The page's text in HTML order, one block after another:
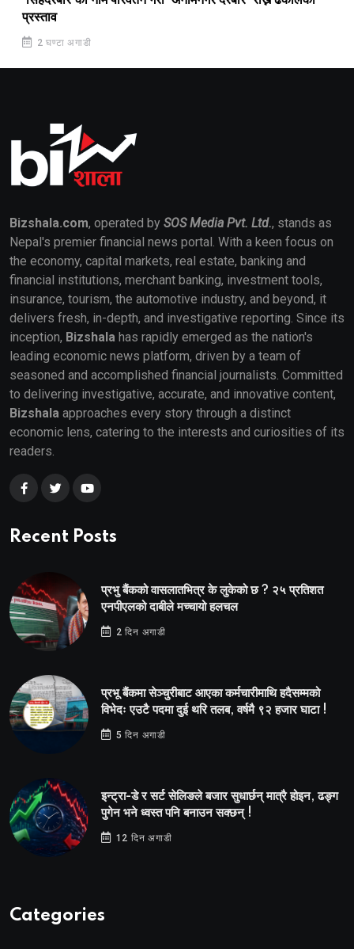
प्रस्ताव
2 घण्टा अगाडी
Bizshala.com, operated by SOS Media Pvt. Ltd., stands as
Nepal's premier financial news portal. With a keen focus on
the economy, capital markets, real estate, banking and
financial institutions, merchant banking, investment tools,
insurance, tourism, the automotive industry, and beyond, it
delivers fresh, in-depth, and investigative reporting. Since its
inception, Bizshala has rapidly emerged as the nation's
leading economic news platform, driven by a team of
seasoned and accomplished financial journalists. Committed
to delivering investigative, accurate, and innovative content,
Bizshala approaches every story through a distinct
economic lens, catering to the interests and curiosities of its
readers.
Recent Posts
प्रभु बैंकको वासलातभित्र के लुकेको छ ? २५ प्रतिशत
एनपीएलको दाबीले मच्चायो हलचल
2 दिन अगाडी
प्रभू बैंकमा सेञ्चुरीबाट आएका कर्मचारीमाथि हदैसम्मको
विभेदः एउटै पदमा दुई थरि तलब, वर्षमै ९२ हजार घाटा !
5 दिन अगाडी
इन्ट्रा-डे र सर्ट सेलिङले बजार सुधार्छन् मात्रै होइन, ढङ्ग
पुगेन भने ध्वस्त पनि बनाउन सक्छन् !
12 दिन अगाडी
Categories